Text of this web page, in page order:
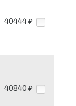
40444 ₽
40840 ₽